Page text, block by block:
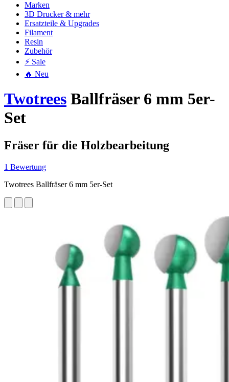
Marken
3D Drucker & mehr
Ersatzteile & Upgrades
Filament
Resin
Zubehör
⚡ Sale
🔥 Neu
Twotrees Ballfräser 6 mm 5er-
Set
Fräser für die Holzbearbeitung
1 Bewertung
Twotrees Ballfräser 6 mm 5er-Set